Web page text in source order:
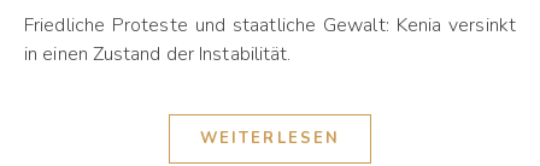
Friedliche Proteste und staatliche Gewalt: Kenia versinkt
in einen Zustand der Instabilität.
WEITERLESEN